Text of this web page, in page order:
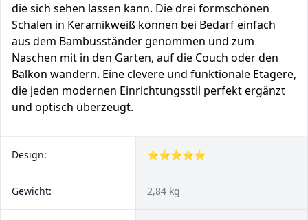
die sich sehen lassen kann. Die drei formschönen
Schalen in Keramikweiß können bei Bedarf einfach
aus dem Bambusständer genommen und zum
Naschen mit in den Garten, auf die Couch oder den
Balkon wandern. Eine clevere und funktionale Etagere,
die jeden modernen Einrichtungsstil perfekt ergänzt
und optisch überzeugt.
Design: ⭐⭐⭐⭐⭐
Gewicht: 2,84 kg